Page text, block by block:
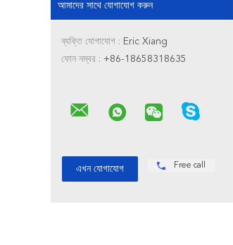
আমাদের সাথে যোগাযোগ করুন
ব্যক্তি যোগাযোগ : Eric Xiang
ফোন নম্বর : +86-18658318635
Free call